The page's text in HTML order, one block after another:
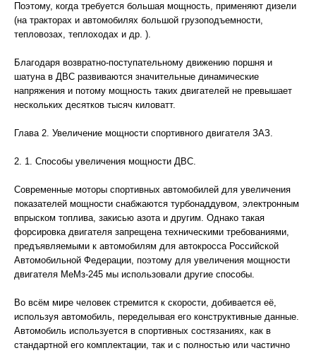
Поэтому, когда требуется большая мощность, применяют дизели
(на тракторах и автомобилях большой грузоподъемности,
тепловозах, теплоходах и др. ).
Благодаря возвратно-поступательному движению поршня и
шатуна в ДВС развиваются значительные динамические
напряжения и потому мощность таких двигателей не превышает
нескольких десятков тысяч киловатт.
Глава 2. Увеличение мощности спортивного двигателя ЗАЗ.
2. 1. Способы увеличения мощности ДВС.
Современные моторы спортивных автомобилей для увеличения
показателей мощности снабжаются турбонаддувом, электронным
впрыском топлива, закисью азота и другим. Однако такая
форсировка двигателя запрещена техническими требованиями,
предъявляемыми к автомобилям для автокросса Российской
Автомобильной Федерации, поэтому для увеличения мощности
двигателя МеМз-245 мы использовали другие способы.
Во всём мире человек стремится к скорости, добивается её,
используя автомобиль, переделывая его конструктивные данные.
Автомобиль используется в спортивных состязаниях, как в
стандартной его комплектации, так и с полностью или частично